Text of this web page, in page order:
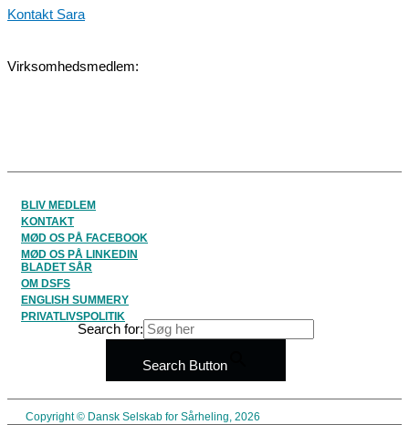
Kontakt Sara
Virksomhedsmedlem:
BLIV MEDLEM
KONTAKT
MØD OS PÅ FACEBOOK
MØD OS PÅ LINKEDIN
BLADET SÅR
OM DSFS
ENGLISH SUMMERY
PRIVATLIVSPOLITIK
Search for:
Search Button
Copyright © Dansk Selskab for Sårheling, 2026